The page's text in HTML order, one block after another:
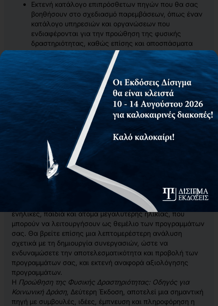
Εκτενή κατάλογο επιπρόσθετων πηγών που θα σας
βοηθήσουν στο σχεδιασμό παρεμβάσεων, όπως έναν
κατάλογο υπηρεσιών και οργανώσεων που
ενδιαφέρονται για την προώθηση της φυσικής
δραστηριότητας, καθώς επίσης και αποσπάσματα
από την έκθεση του Επικεφαλής Υγειονομικών
Υπηρεσιών για τη φυσική δραστηριότητα και την
υγεία.
Απτά παραδείγματα, προτάσεις και συμβουλές από
διάφορους χώρους προκειμένου να αποκτήσετε
περισσότερες ιδέες για το σχεδιασμό των
παρεμβάσεων σε επίπεδο κοινότητας.
Αυτή η φιλική προς το χρήστη πηγή έχει ενημερωθεί
πλήρως, ώστε να συμπεριλάβει όλες τις τελευταίες
εξελίξεις στον αναπτυσσόμενο αυτό τομέα. Η νέα έκδοση
ασχολείται με θέματα τα οποία διαρκώς προκύπτουν και
σχετίζονται με τη φυσική δραστηριότητα και τη δημόσια
υγεία εστιάζοντας σε παρεμβάσεις φυσικής
δραστηριότητας σε όλη την κοινότητα. Περιλαμβάνει
ενημερωμένες συνόψεις των στόχων εθνικής υγείας και τις
πιο σύγχρονες προτάσεις φυσικής δραστηριότητας για
ενήλικες, παιδιά και άτομα μεγαλύτερης ηλικίας, που
μπορούν να λειτουργήσουν ως θεμέλιο των προγραμμάτων
σας. Θα βρείτε επίσης μια λεπτομερέστερη ανάλυση
σχετικά με τη δημιουργία συνεργασιών, ώστε να
ενδυναμώσετε την αποτελεσματικότητα και προβολή των
προγραμμάτων σας, και εκτενή αναφορά αξιολόγησης
προγραμμάτων.
Η Προώθηση της Φυσικής Δραστηριότητας: Οδηγός για
Κοινωνική Δράση , Δεύτερη Έκδοση, αποτελεί μια σημαντική
πηγή με συμβουλές, ιδέες, έμπνευση και πληροφόρηση η